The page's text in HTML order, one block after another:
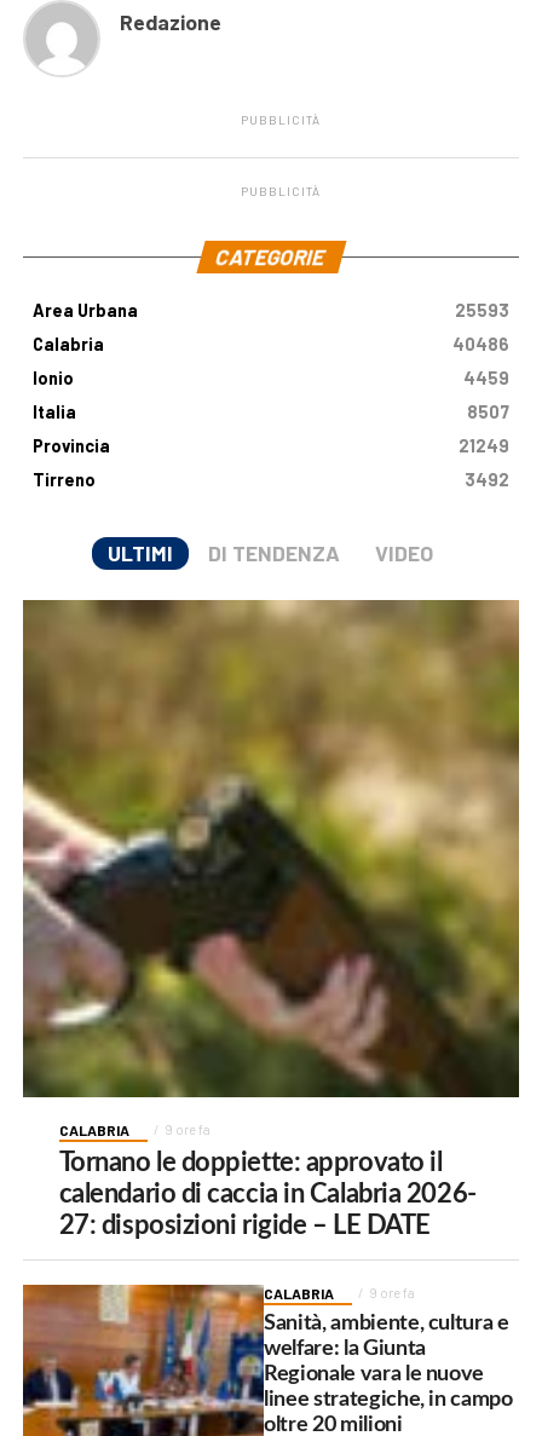
Redazione
PUBBLICITÀ
PUBBLICITÀ
CATEGORIE
Area Urbana
25593
Calabria
40486
Ionio
4459
Italia
8507
Provincia
21249
Tirreno
3492
ULTIMI DI TENDENZA VIDEO
CALABRIA 9 ore fa
Tornano le doppiette: approvato il
calendario di caccia in Calabria 2026-
27: disposizioni rigide – LE DATE
CALABRIA 9 ore fa
Sanità, ambiente, cultura e
welfare: la Giunta
Regionale vara le nuove
linee strategiche, in campo
oltre 20 milioni